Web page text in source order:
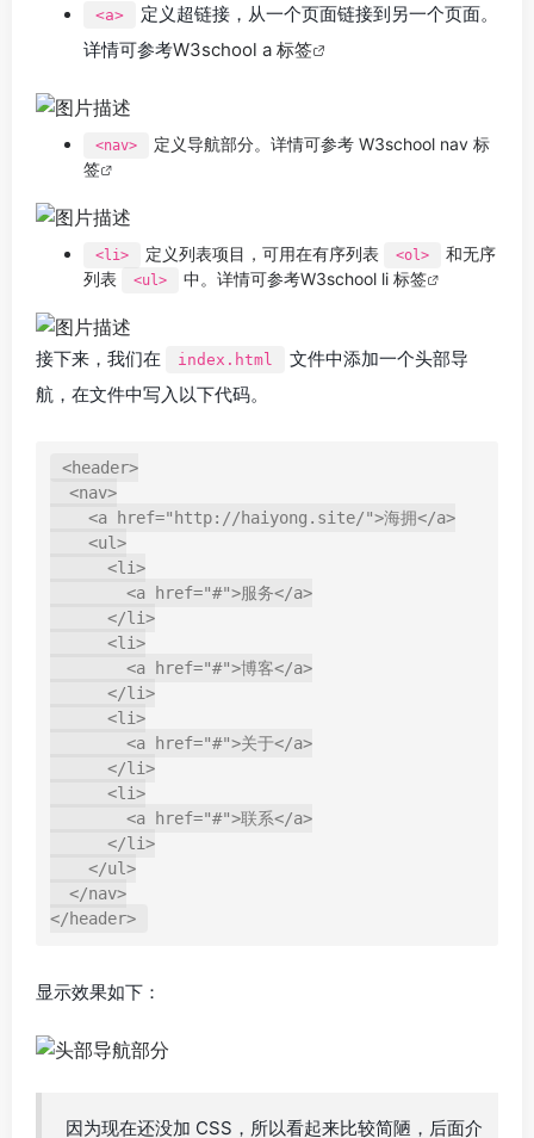
<a>
定义超链接，从一个页面链接到另一个页面。
详情可参考W3school a 标签
<nav> 定义导航部分。详情可参考 W3school nav 标
签
<li> 定义列表项目，可用在有序列表 <ol>
和无序
列表
<ul> 中。详情可参考W3school li 标签
接下来，我们在 index.html
文件中添加一个头部导
航，在文件中写入以下代码。
<header>
显示效果如下：
因为现在还没加 CSS，所以看起来比较简陋，后面介